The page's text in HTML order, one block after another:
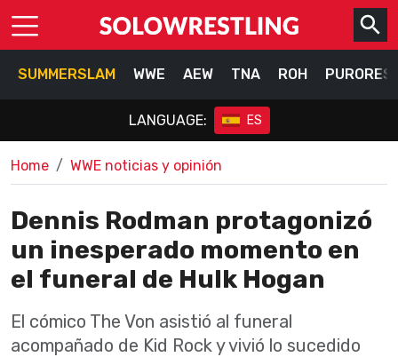
SUMMERSLAM WWE AEW TNA ROH
LANGUAGE: ES
Home WWE noticias y opinión
Dennis Rodman protagonizó
un inesperado momento en
el funeral de Hulk Hogan
El cómico The Von asistió al funeral
acompañado de Kid Rock y vivió lo sucedido